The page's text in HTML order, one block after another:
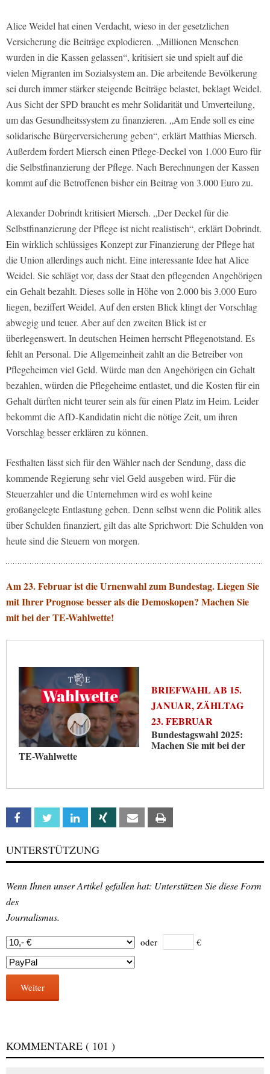
Alice Weidel hat einen Verdacht, wieso in der gesetzlichen
Versicherung die Beiträge explodieren. „Millionen Menschen
wurden in die Kassen gelassen“, kritisiert sie und spielt auf die
vielen Migranten im Sozialsystem an. Die arbeitende Bevölkerung
sei durch immer stärker steigende Beiträge belastet, beklagt Weidel.
Aus Sicht der SPD braucht es mehr Solidarität und Umverteilung,
um das Gesundheitssystem zu finanzieren. „Am Ende soll es eine
solidarische Bürgerversicherung geben“, erklärt Matthias Miersch.
Außerdem fordert Miersch einen Pflege-Deckel von 1.000 Euro für
die Selbstfinanzierung der Pflege. Nach Berechnungen der Kassen
kommt auf die Betroffenen bisher ein Beitrag von 3.000 Euro zu.
Alexander Dobrindt kritisiert Miersch. „Der Deckel für die
Selbstfinanzierung der Pflege ist nicht realistisch“, erklärt Dobrindt.
Ein wirklich schlüssiges Konzept zur Finanzierung der Pflege hat
die Union allerdings auch nicht. Eine interessante Idee hat Alice
Weidel. Sie schlägt vor, dass der Staat den pflegenden Angehörigen
ein Gehalt bezahlt. Dieses solle in Höhe von 2.000 bis 3.000 Euro
liegen, beziffert Weidel. Auf den ersten Blick klingt der Vorschlag
abwegig und teuer. Aber auf den zweiten Blick ist er
überlegenswert. In deutschen Heimen herrscht Pflegenotstand. Es
fehlt an Personal. Die Allgemeinheit zahlt an die Betreiber von
Pflegeheimen viel Geld. Würde man den Angehörigen ein Gehalt
bezahlen, würden die Pflegeheime entlastet, und die Kosten für ein
Gehalt dürften nicht teurer sein als für einen Platz im Heim. Leider
bekommt die AfD-Kandidatin nicht die nötige Zeit, um ihren
Vorschlag besser erklären zu können.
Festhalten lässt sich für den Wähler nach der Sendung, dass die
kommende Regierung sehr viel Geld ausgeben wird. Für die
Steuerzahler und die Unternehmen wird es wohl keine
großangelegte Entlastung geben. Denn selbst wenn die Politik alles
über Schulden finanziert, gilt das alte Sprichwort: Die Schulden von
heute sind die Steuern von morgen.
Am 23. Februar ist die Urnenwahl zum Bundestag. Liegen Sie
mit Ihrer Prognose besser als die Demoskopen? Machen Sie
mit bei der TE-Wahlwette!
BRIEFWAHL AB 15.
JANUAR, ZÄHLTAG
23. FEBRUAR
Bundestagswahl 2025:
Machen Sie mit bei der
TE-Wahlwette
Facebook Twitter Linkedin Xing Email
UNTERSTÜTZUNG
Wenn Ihnen unser Artikel gefallen hat: Unterstützen Sie diese Form
des
Journalismus.
oder €
Weiter
KOMMENTARE ( 101 )